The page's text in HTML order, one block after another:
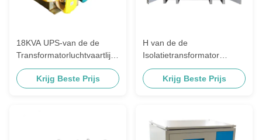
18KVA UPS-van de de
Transformatorluchtvaartlijn
van de Isolatie de
Industriële Controle
Krijg Beste Prijs
H van de de
Isolatietransformator
150KVA van Klassenups
OEM AN/AF
Krijg Beste Prijs